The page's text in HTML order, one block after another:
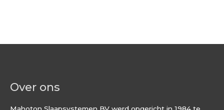
Over ons